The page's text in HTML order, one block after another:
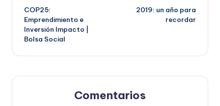
de
entradas
COP25:
Emprendimiento e
Inversión Impacto |
Bolsa Social
2019: un año para
recordar
Comentarios